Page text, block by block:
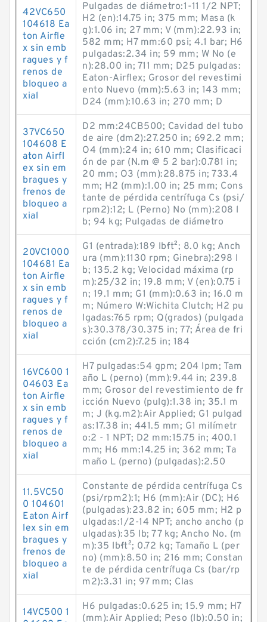
42VC650
104618 Ea
ton Airfle
x sin emb
ragues y f
renos de
bloqueo a
xial
Pulgadas de diámetro:1-11 1/2 NPT;
H2 (en):14.75 in; 375 mm; Masa (k
g):1.06 in; 27 mm; V (mm):22.93 in;
582 mm; H7 mm:60 psi; 4.1 bar; H6
pulgadas:2.34 in; 59 mm; W No (e
n):28.00 in; 711 mm; D25 pulgadas:
Eaton-Airflex; Grosor del revestimi
ento Nuevo (mm):5.63 in; 143 mm;
D24 (mm):10.63 in; 270 mm; D
37VC650
104608 E
aton Airfl
ex sin em
bragues y
frenos de
bloqueo a
xial
D2 mm:24CB500; Cavidad del tubo
de aire (dm2):27.250 in; 692.2 mm;
O4 (mm):24 in; 610 mm; Clasificaci
ón de par (N.m @ 5 2 bar):0.781 in;
20 mm; O3 (mm):28.875 in; 733.4
mm; H2 (mm):1.00 in; 25 mm; Cons
tante de pérdida centrífuga Cs (psi/
rpm2):12; L (Perno) No (mm):208 l
b; 94 kg; Pulgadas de diámetro
20VC1000
104681 Ea
ton Airfle
x sin emb
ragues y f
renos de
bloqueo a
xial
G1 (entrada):189 lb·ft²; 8.0 kg; Anch
ura (mm):1130 rpm; Ginebra):298 l
b; 135.2 kg; Velocidad máxima (rp
m):25/32 in; 19.8 mm; V (en):0.75 i
n; 19.1 mm; G1 (mm):0.63 in; 16.0 m
m; Número W:Wichita Clutch; H2 pu
lgadas:765 rpm; Q(grados) (pulgada
s):30.378/30.375 in; 77; Área de fri
cción (cm2):7.25 in; 184
16VC600 1
04603 Ea
ton Airfle
x sin emb
ragues y f
renos de
bloqueo a
xial
H7 pulgadas:54 gpm; 204 lpm; Tam
año L (perno) (mm):9.44 in; 239.8
mm; Grosor del revestimiento de fr
icción Nuevo (pulg):1.38 in; 35.1 m
m; J (kg.m2):Air Applied; G1 pulgad
as:17.38 in; 441.5 mm; G1 milímetr
o:2 - 1 NPT; D2 mm:15.75 in; 400.1
mm; H6 mm:14.25 in; 362 mm; Ta
maño L (perno) (pulgadas):2.50
11.5VC50
0 104601
Eaton Airf
lex sin em
bragues y
frenos de
bloqueo a
xial
Constante de pérdida centrífuga Cs
(psi/rpm2):1; H6 (mm):Air (DC); H6
(pulgadas):23.82 in; 605 mm; H2 p
ulgadas:1/2-14 NPT; ancho ancho (p
ulgadas):35 lb; 77 kg; Ancho No. (m
m):35 lb·ft²; 0.72 kg; Tamaño L (per
no) (mm):8.50 in; 216 mm; Constan
te de pérdida centrífuga Cs (bar/rp
m2):3.31 in; 97 mm; Clas
14VC500 1
H6 pulgadas:0.625 in; 15.9 mm; H7
(mm):Air Applied; Peso (lb):0.50 in;